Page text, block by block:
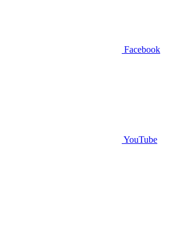
Facebook
YouTube